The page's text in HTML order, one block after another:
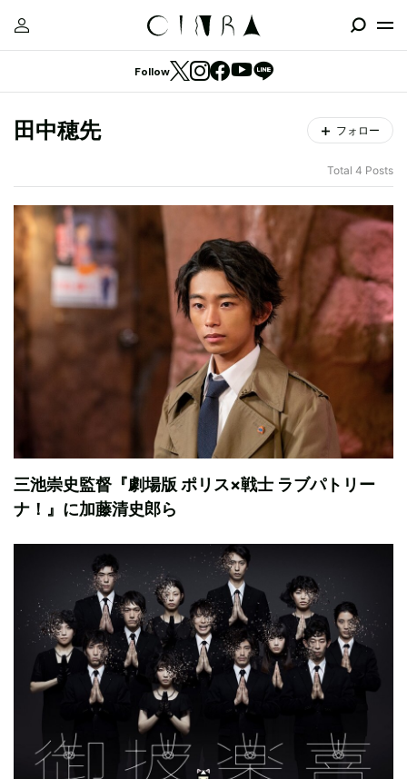
Follow
田中穂先 フォロー
Total 4 Posts
三池崇史監督『劇場版 ポリス×戦士 ラブパトリー
ナ！』に加藤清史郎ら